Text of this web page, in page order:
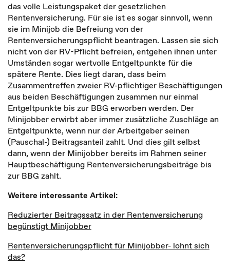
das volle Leistungspaket der gesetzlichen
Rentenversicherung. Für sie ist es sogar sinnvoll, wenn
sie im Minijob die Befreiung von der
Rentenversicherungspflicht beantragen. Lassen sie sich
nicht von der RV-Pflicht befreien, entgehen ihnen unter
Umständen sogar wertvolle Entgeltpunkte für die
spätere Rente. Dies liegt daran, dass beim
Zusammentreffen zweier RV-pflichtiger Beschäftigungen
aus beiden Beschäftigungen zusammen nur einmal
Entgeltpunkte bis zur BBG erworben werden. Der
Minijobber erwirbt aber immer zusätzliche Zuschläge an
Entgeltpunkte, wenn nur der Arbeitgeber seinen
(Pauschal-) Beitragsanteil zahlt. Und dies gilt selbst
dann, wenn der Minijobber bereits im Rahmen seiner
Hauptbeschäftigung Rentenversicherungsbeiträge bis
zur BBG zahlt.
Weitere interessante Artikel:
Reduzierter Beitragssatz in der Rentenversicherung
begünstigt Minijobber
Rentenversicherungspflicht für Minijobber- lohnt sich
das?